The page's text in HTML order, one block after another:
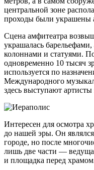
центральной зоне
проходы были украшены
Сцена амфитеатра
украшалась
колоннами и статуями.
одновременно 10 тысяч
используется по
Международного
здесь выступают артисты
Интересен для осмотра
до нашей эры. Он
городе, но после
лишь две части —
и площадка перед